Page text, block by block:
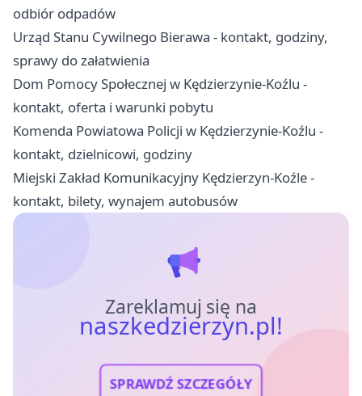
odbiór odpadów
Urząd Stanu Cywilnego Bierawa - kontakt, godziny,
sprawy do załatwienia
Dom Pomocy Społecznej w Kędzierzynie-Koźlu -
kontakt, oferta i warunki pobytu
Komenda Powiatowa Policji w Kędzierzynie-Koźlu -
kontakt, dzielnicowi, godziny
Miejski Zakład Komunikacyjny Kędzierzyn-Koźle -
kontakt, bilety, wynajem autobusów
Zareklamuj się na
naszkedzierzyn.pl!
SPRAWDŹ SZCZEGÓŁY